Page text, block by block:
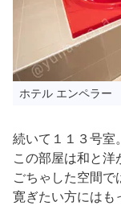
ホテル エンペラー
続いて１１３号室。
この部屋は和と洋
ごちゃした空間で
寛ぎたい方にはも